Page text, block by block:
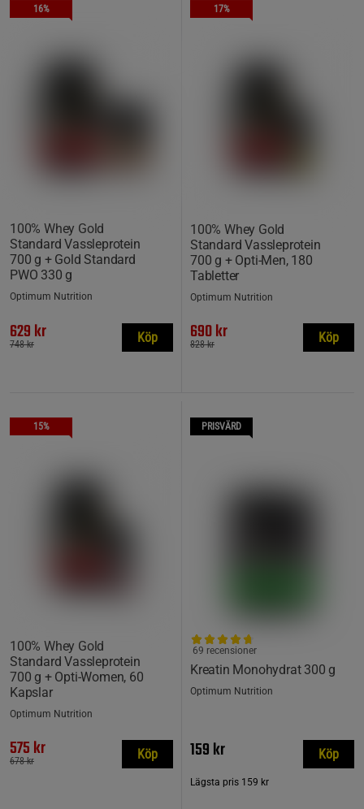
16%
100% Whey Gold
Standard Vassleprotein
700 g + Gold Standard
PWO 330 g
Optimum Nutrition
629 kr
748 kr Köp
17%
100% Whey Gold
Standard Vassleprotein
700 g + Opti-Men, 180
Tabletter
Optimum Nutrition
690 kr
828 kr Köp
15%
100% Whey Gold
Standard Vassleprotein
700 g + Opti-Women, 60
Kapslar
Optimum Nutrition
575 kr
678 kr Köp
PRISVÄRD
Kreatin Monohydrat 300 g
69 recensioner
Optimum Nutrition
159 kr
Lägsta pris 159 kr
Köp